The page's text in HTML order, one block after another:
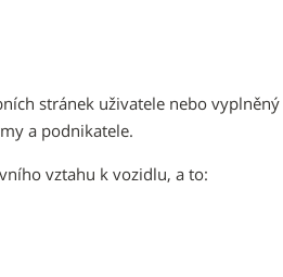
stránek uživatele nebo vyplněný
a podnikatele.
vztahu k vozidlu, a to: